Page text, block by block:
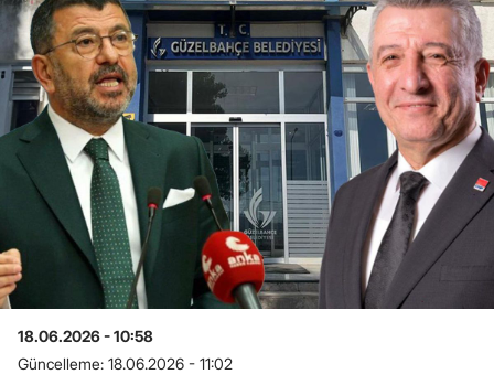
18.06.2026 - 10:58
Güncelleme: 18.06.2026 - 11:02